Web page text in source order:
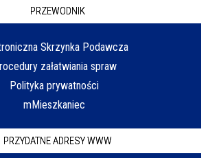
PRZEWODNIK
Skrzynka Podawcza
załatwiania spraw
Polityka prywatności
mMieszkaniec
PRZYDATNE ADRESY WWW